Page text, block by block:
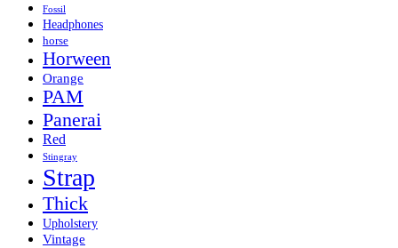
Fossil
Headphones
horse
Horween
Orange
PAM
Panerai
Red
Stingray
Strap
Thick
Upholstery
Vintage